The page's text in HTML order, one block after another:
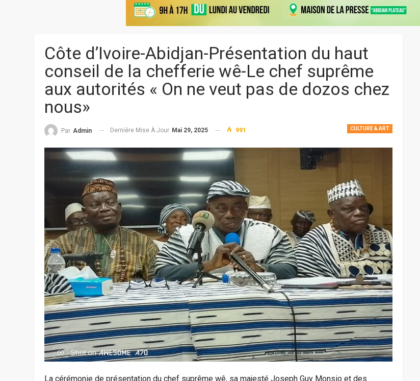
Côte d’Ivoire-Abidjan-Présentation du haut
conseil de la chefferie wê-Le chef suprême
aux autorités « On ne veut pas de dozos chez
nous»
CULTURE & ART
Par Admin Dernière Mise À Jour Mai 29, 2025 991
La cérémonie de présentation du chef suprême wê, sa majesté Joseph Guy Monsio et des